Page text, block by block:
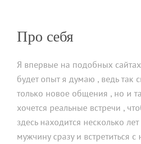
Про себя
Я впервые на подобных
будет опыт я думаю , ведь так
только новое общения , но и
хочется реальные встречи ,
здесь находится несколько
мужчину сразу и встретиться